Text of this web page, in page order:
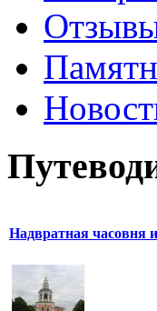
Надвратная часовня